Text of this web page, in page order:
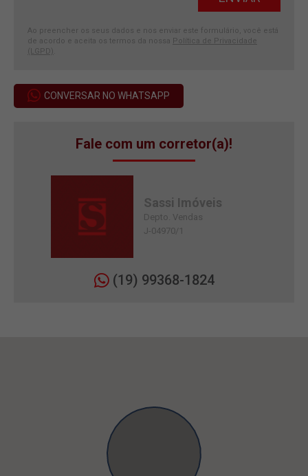
Ao preencher os seus dados e nos enviar este formulário, você está
de acordo e aceita os termos da nossa Política de Privacidade
(LGPD)
CONVERSAR NO WHATSAPP
Fale com um corretor(a)!
Sassi Imóveis
Depto. Vendas
J-04970/1
(19) 99368-1824